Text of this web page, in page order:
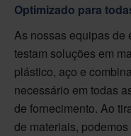
Optimizado para
As nossas equipas de
testam soluções em
plástico, aço e
necessário em todas
de fornecimento. Ao
de materiais,